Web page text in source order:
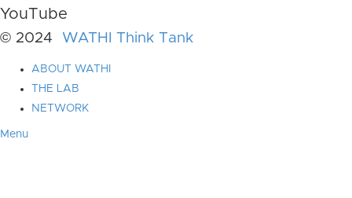
YouTube
© 2024 WATHI Think Tank
ABOUT WATHI
THE LAB
NETWORK
Menu